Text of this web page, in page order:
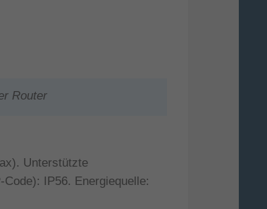
Router
Unterstützte
IP56. Energiequelle: